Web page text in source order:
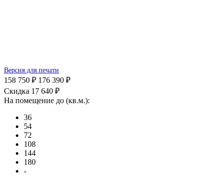
Версия для печати
158 750 ₽ 176 390 ₽
Скидка 17 640 ₽
На помещение до (кв.м.):
36
54
72
108
144
180
-